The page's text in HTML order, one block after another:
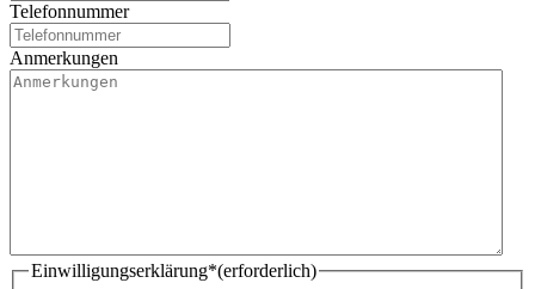
M
Telefonnummer
Anmerkungen
Einwilligungserklärung*(erforderlich)